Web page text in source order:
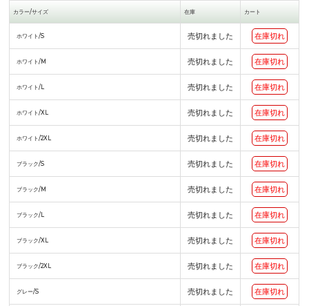
カラー/サイズ 在庫 カート
ホワイト/S 売切れました 在庫切れ
ホワイト/M 売切れました 在庫切れ
ホワイト/L 売切れました 在庫切れ
ホワイト/XL 売切れました 在庫切れ
ホワイト/2XL 売切れました 在庫切れ
ブラック/S 売切れました 在庫切れ
ブラック/M 売切れました 在庫切れ
ブラック/L 売切れました 在庫切れ
ブラック/XL 売切れました 在庫切れ
ブラック/2XL 売切れました 在庫切れ
グレー/S 売切れました 在庫切れ